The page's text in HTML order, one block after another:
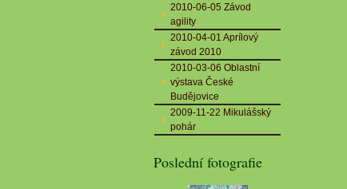
2010-06-05 Závod
agility
2010-04-01 Aprílový
závod 2010
2010-03-06 Oblastní
výstava České
Budějovice
2009-11-22 Mikulášský
pohár
Poslední fotografie